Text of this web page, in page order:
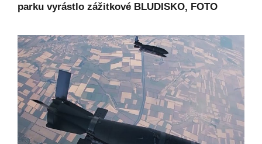
parku vyrástlo zážitkové BLUDISKO, FOTO